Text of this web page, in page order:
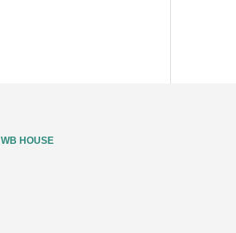
WB HOUSE